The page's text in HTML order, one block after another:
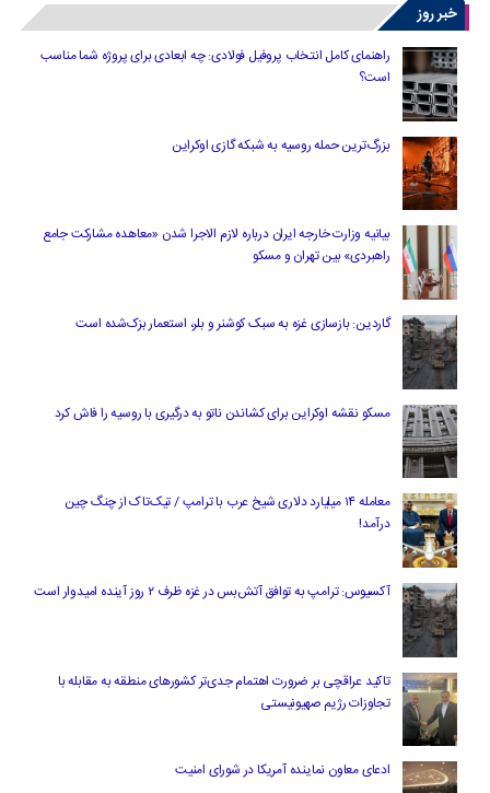
خبر روز
راهنمای کامل انتخاب پروفیل فولادی: چه ابعادی برای پروژه شما مناسب
است؟
بزرگ‌ترین حمله روسیه به شبکه گازی اوکراین
بیانیه وزارت خارجه ایران درباره لازم‌ الاجرا شدن «معاهده مشارکت جامع
راهبردی» بین تهران و مسکو
گاردین: بازسازی غزه به سبک کوشنر و بلر، استعمار بزک‌شده است
مسکو نقشه اوکراین برای کشاندن ناتو به درگیری با روسیه را فاش کرد
معامله ۱۴ میلیارد دلاری شیخ عرب با ترامپ / تیک‌تاک از چنگ چین
درآمد!
آکسیوس: ترامپ به توافق آتش‌بس در غزه ظرف ۲ روز آینده امیدوار است
تاکید عراقچی بر ضرورت اهتمام جدی‌تر کشورهای منطقه به مقابله با
تجاوزات رژیم صهیونیستی
ادعای معاون نماینده آمریکا در شورای امنیت